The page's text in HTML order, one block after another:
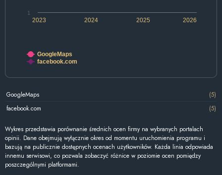
2024 2026
2023 2025
1
GoogleMaps
facebook.com
GoogleMaps
(5)
facebook.com
(5)
Wykres przedstawia porównanie średnich ocen firmy na wybranych portalach
opinii. Dane obejmują wyłącznie okres od momentu uruchomienia programu i
bazują na publicznie dostępnych ocenach użytkowników. Każda linia odpowiada
innemu serwisowi, co pozwala zobaczyć różnice w poziomie ocen pomiędzy
poszczególnymi platformami.